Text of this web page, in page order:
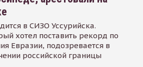
в СИЗО Уссурийска.
хотел поставить рекорд по
Евразии, подозревается в
российской границы